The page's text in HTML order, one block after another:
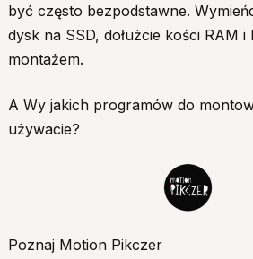
być często bezpodstawne.
dysk na SSD, dołużcie kości RAM i
montażem.
A Wy jakich programów do
używacie?
Poznaj Motion Pikczer